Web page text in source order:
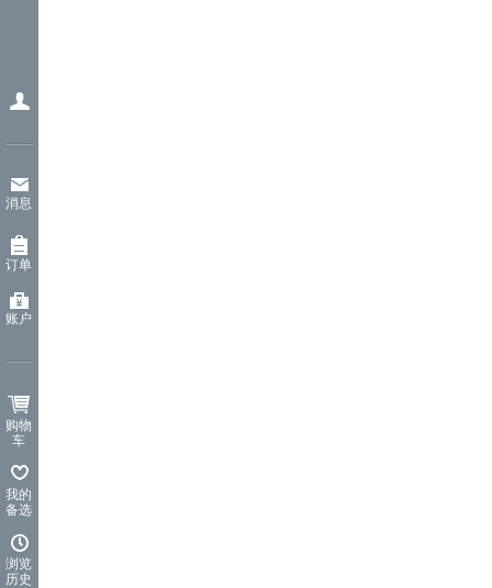
消息
订单
账户
购物
车
我的
备选
浏览
历史